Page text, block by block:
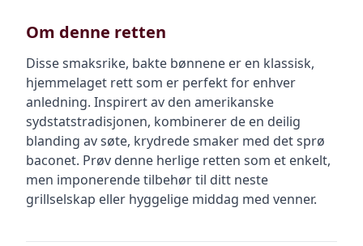
Om denne retten
Disse smaksrike, bakte bønnene er en klassisk,
hjemmelaget rett som er perfekt for enhver
anledning. Inspirert av den amerikanske
sydstatstradisjonen, kombinerer de en deilig
blanding av søte, krydrede smaker med det sprø
baconet. Prøv denne herlige retten som et enkelt,
men imponerende tilbehør til ditt neste
grillselskap eller hyggelige middag med venner.